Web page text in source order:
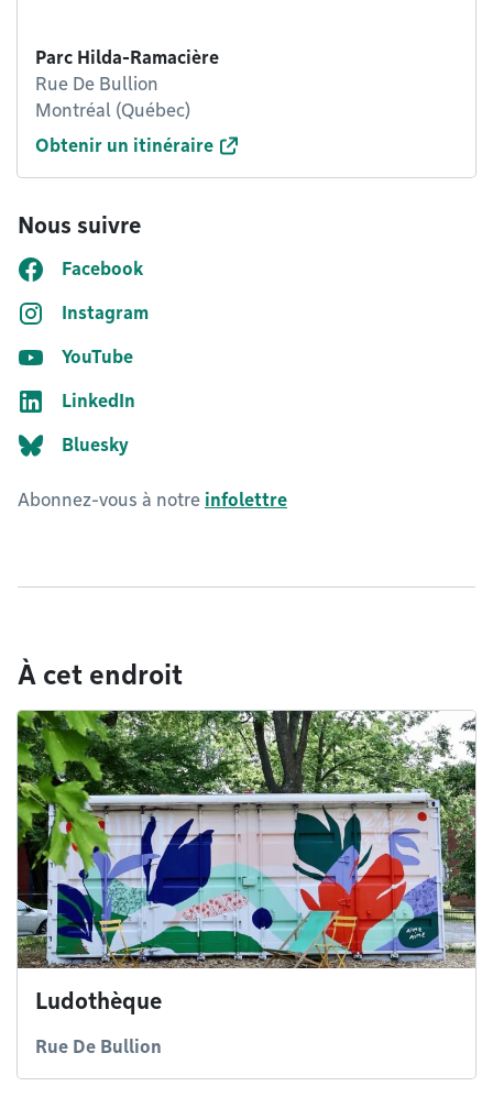
Parc Hilda-Ramacière
Rue De Bullion
Montréal (Québec)
Obtenir un itinéraire
Nous suivre
Facebook
Instagram
YouTube
LinkedIn
Bluesky
Abonnez-vous à notre infolettre
À cet endroit
Ludothèque
Rue De Bullion